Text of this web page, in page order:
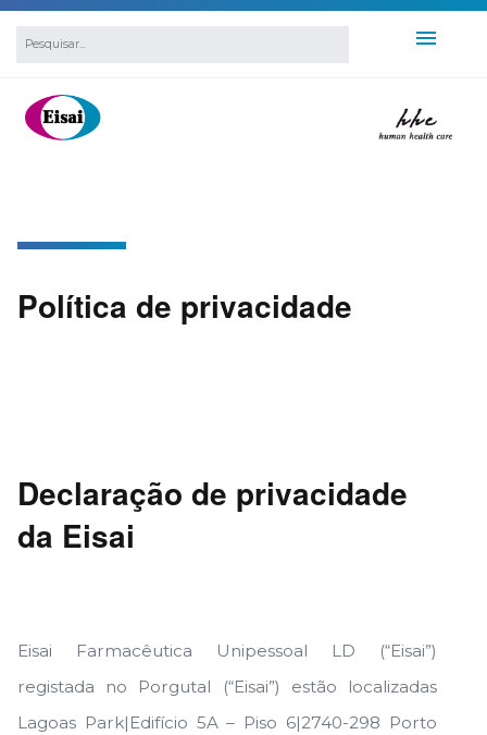
Política de privacidade
Declaração de privacidade
da Eisai
Eisai Farmacêutica Unipessoal LD (“Eisai”)
registada no Porgutal (“Eisai”) estão localizadas
Lagoas Park|Edifício 5A – Piso 6|2740-298 Porto